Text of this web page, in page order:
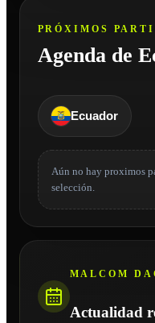
PRÓXIMOS
Agenda de
Ecuador
Aún no hay proximos
selección.
MALCOM
Actualidad